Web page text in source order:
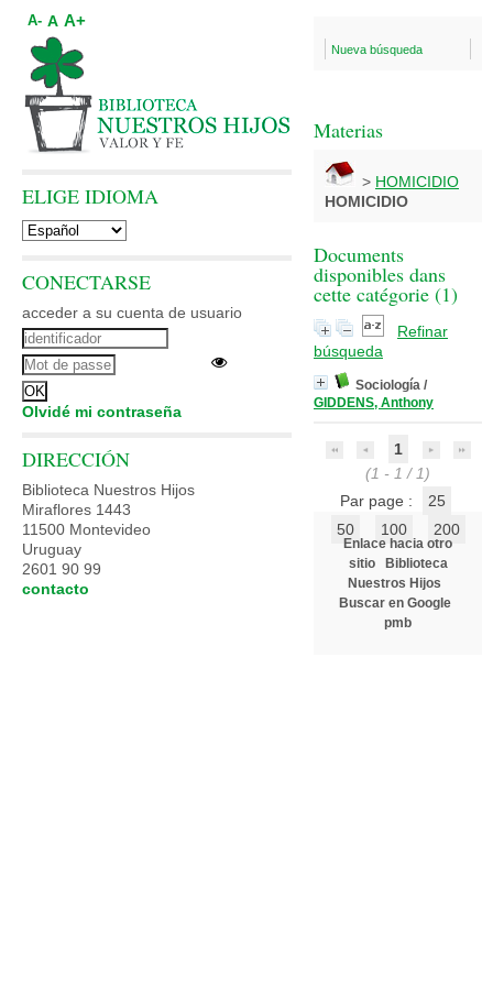
Nueva búsqueda
Materias
> HOMICIDIO
HOMICIDIO
Documents
disponibles dans
cette catégorie (1)
Refinar
búsqueda
Sociología /
GIDDENS, Anthony
1
(1 - 1 / 1)
Par page :
25
50
100 200
Enlace hacia otro
sitio
Biblioteca
Nuestros Hijos
Buscar en Google
pmb
A- A A+
ELIGE IDIOMA
CONECTARSE
acceder a su cuenta de usuario
Olvidé mi contraseña
DIRECCIÓN
Biblioteca Nuestros Hijos
Miraflores 1443
11500 Montevideo
Uruguay
2601 90 99
contacto